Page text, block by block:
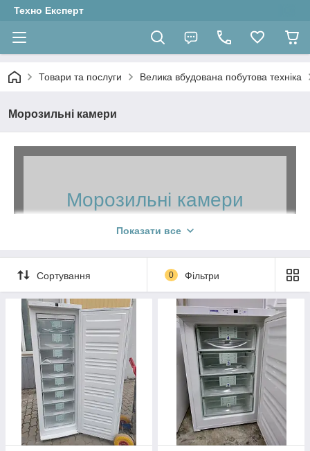
Техно Експерт
Товари та послуги Велика вбудована побутова техніка
Морозильні камери
Морозильні камери
від популярних
Техніка з Німеччини з доставкою по
Реалізуємо тільки якісну б/в та нову техніку з
гарантією 6 місяців. Організуємо адресну
доставку в будь-який куточок України.
Надамо знижку на наступну покупку в
нашому інтернет-магазині.
У каталог холодильників
Показати все
Сортування 0 Фільтри